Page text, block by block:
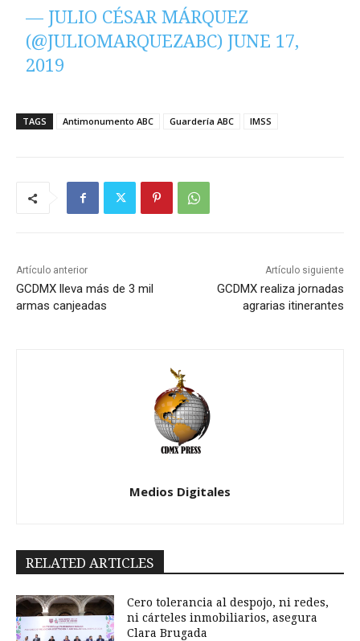
— JULIO CÉSAR MÁRQUEZ
(@JULIOMARQUEZABC) JUNE 17,
2019
TAGS Antimonumento ABC Guardería ABC IMSS
Artículo anterior
GCDMX lleva más de 3 mil
armas canjeadas
Artículo siguiente
GCDMX realiza jornadas
agrarias itinerantes
Medios Digitales
RELATED ARTICLES
Cero tolerancia al despojo, ni redes,
ni cárteles inmobiliarios, asegura
Clara Brugada